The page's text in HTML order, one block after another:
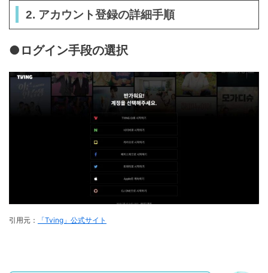
2. アカウント登録の詳細手順
●ログイン手段の選択
引用元： 「Tving」公式サイト